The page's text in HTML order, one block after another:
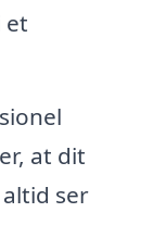
et
at dit
ser